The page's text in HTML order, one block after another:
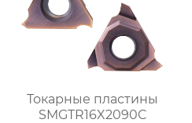
Токарные пластины
SMGTR16X2090C